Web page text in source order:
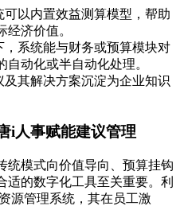
可以内置效益测算模型，帮助
济价值。
，系统能与财务或预算模块对
动化或半自动化处理。
及其解决方案沉淀为企业知识
i人事赋能建议管理
统模式向价值导向、预算挂钩
适的数字化工具至关重要。利
源管理系统，其在员工激